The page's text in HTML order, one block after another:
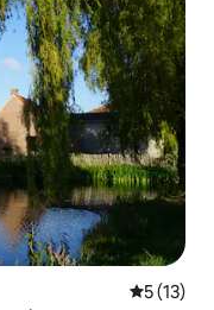
5 (13)